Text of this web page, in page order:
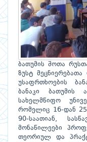
ბათუმის შოთა
ზუსტ
უსაფრთხოების
ბანაკი ბათუმის
სახელმწიფო
რომელიც 16-დან
90-საათიან,
მონაწილეები
თეორიულ და